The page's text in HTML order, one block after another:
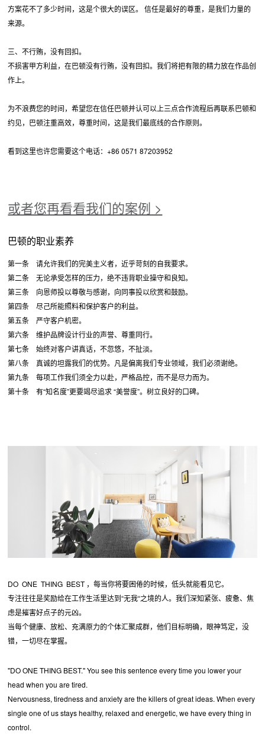
方案花不了多少时间，这是个很大的误区。 信任是最好的尊重，是我们力量的
来源。
三、不行贿，没有回扣。
不损害甲方利益，在巴顿没有行贿，没有回扣。我们将把有限的精力放在作品创
作上。
为不浪费您的时间，希望您在信任巴顿并认可以上三点合作流程后再联系巴顿和
约见，巴顿注重高效，尊重时间，这是我们最底线的合作原则。
看到这里也许您需要这个电话：+86 0571 87203952
或者您再看看我们的案例 >
巴顿的职业素养
第一条 请允许我们的完美主义者，近乎苛刻的自我要求。
第二条 无论承受怎样的压力，绝不违背职业操守和良知。
第三条 向恩师投以尊敬与感谢，向同事投以欣赏和鼓励。
第四条 尽己所能照料和保护客户的利益。
第五条 严守客户机密。
第六条 维护品牌设计行业的声誉、尊重同行。
第七条 始终对客户讲真话，不忽悠，不扯淡。
第八条 真诚的坦露我们的优势。凡是偏离我们专业领域，我们必须谢绝。
第九条 每项工作我们须全力以赴，严格品控，而不是尽力而为。
第十条 有“知名度”更要竭尽追求 “美誉度”。树立良好的口碑。
DO ONE THING BEST ，每当你将要困倦的时候，低头就能看见它。
专注往往是奖励给在工作生活里达到“无我“之境的人。我们深知紧张、疲惫、焦
虑是摧害好点子的元凶。
当每个健康、放松、充满原力的个体汇聚成群，他们目标明确，眼神笃定，没
错，一切尽在掌握。
"DO ONE THING BEST." You see this sentence every time you lower your
head when you are tired.
Nervousness, tiredness and anxiety are the killers of great ideas. When every
single one of us stays healthy, relaxed and energetic, we have every thing in
control.